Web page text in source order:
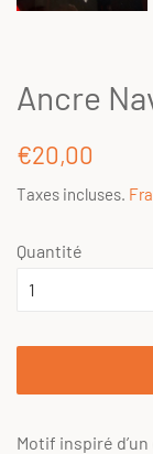
Ancre
Prix
€20,00
Taxes incluses.
Quantité
Motif inspiré